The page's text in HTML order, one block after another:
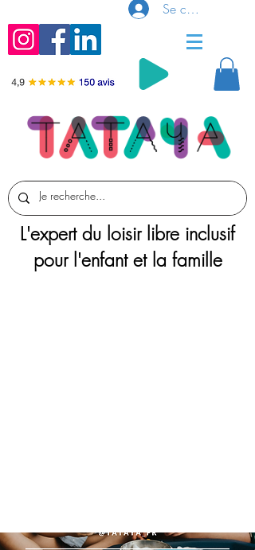
Se connecter
L'expert du loisir libre inclusif
pour l'enfant et la famille